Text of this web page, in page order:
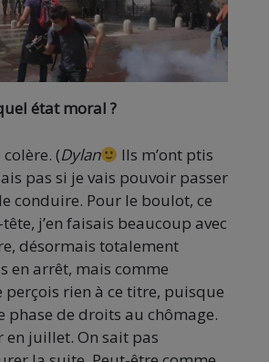
état moral ?
(Dylan
Ils m’ont ptis
pas si je vais pouvoir passer
conduire. Pour le boulot, ce
j’en faisais beaucoup avec
désormais totalement
en arrêt, mais comme
rien à ce titre, puisque
phase de droits au chômage.
en juillet. On sait pas